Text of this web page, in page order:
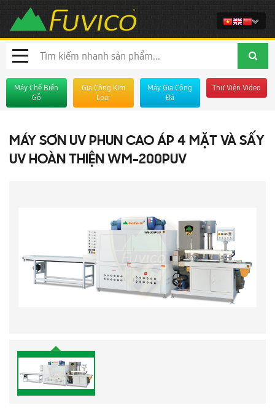
Máy Chế Biến
Gỗ
Gia Công Kim
Loại
Máy Gia Công
Đá
Thư Viện Video
MÁY SƠN UV PHUN CAO ÁP 4 MẶT VÀ SẤY
UV HOÀN THIỆN WM-200PUV